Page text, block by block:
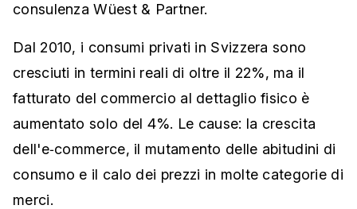
consulenza Wüest & Partner.
Dal 2010, i consumi privati in Svizzera sono
cresciuti in termini reali di oltre il 22%, ma il
fatturato del commercio al dettaglio fisico è
aumentato solo del 4%. Le cause: la crescita
dell'e‑commerce, il mutamento delle abitudini di
consumo e il calo dei prezzi in molte categorie di
merci.